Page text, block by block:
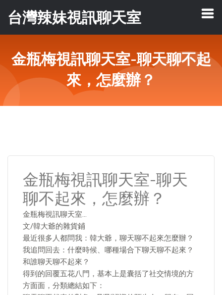
台灣辣妹視訊聊天室
金瓶梅視訊聊天室-聊天聊不起
來，怎麼辦？
金瓶梅視訊聊天室-聊天
聊不起來，怎麼辦？
金瓶梅視訊聊天室…
文/韓大爺的雜貨鋪
最近很多人都問我：韓大爺，聊天聊不起來怎麼辦？
我追問回去：什麼時候、哪種場合下聊天聊不起來？
和誰聊天聊不起來？
得到的回覆五花八門，基本上是囊括了社交情境的方
方面面，分類總結如下：